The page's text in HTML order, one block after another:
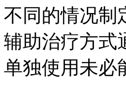
不同的情况制
辅助治疗方式
单独使用未必